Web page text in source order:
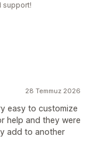
support!
28 Temmuz 2026
easy to customize
help and they were
add to another